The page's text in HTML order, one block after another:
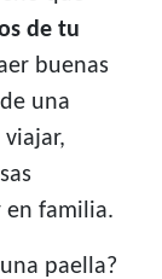
de tu
buenas
una
en familia.
paella?